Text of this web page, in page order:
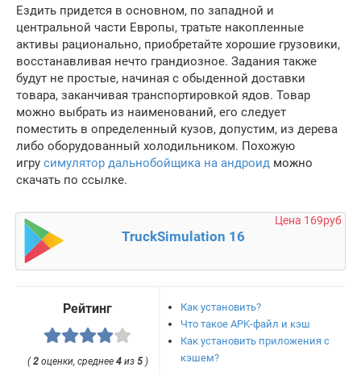
Ездить придется в основном, по западной и
центральной части Европы, тратьте накопленные
активы рационально, приобретайте хорошие грузовики,
восстанавливая нечто грандиозное. Задания также
будут не простые, начиная с обыденной доставки
товара, заканчивая транспортировкой ядов. Товар
можно выбрать из наименований, его следует
поместить в определенный кузов, допустим, из дерева
либо оборудованный холодильником. Похожую
игру симулятор дальнобойщика на андроид можно
скачать по ссылке.
Цена 169руб
TruckSimulation 16
Рейтинг
(2оценки, среднее 4из 5)
Как установить?
Что такое APK-файл и кэш
Как установить приложения с
кэшем?